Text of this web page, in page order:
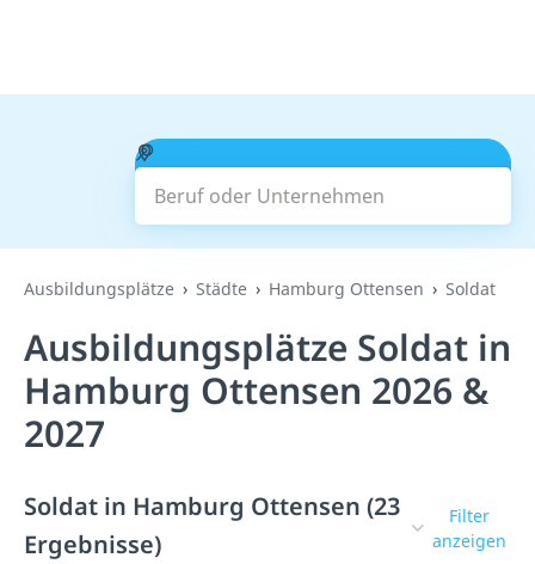
Beruf oder Unternehmen
Suchen
Ausbildungsplätze Städte Hamburg Ottensen Soldat
Ausbildungsplätze Soldat in
Hamburg Ottensen 2026 &
2027
Soldat in Hamburg Ottensen (23
Ergebnisse)
Filter
anzeigen